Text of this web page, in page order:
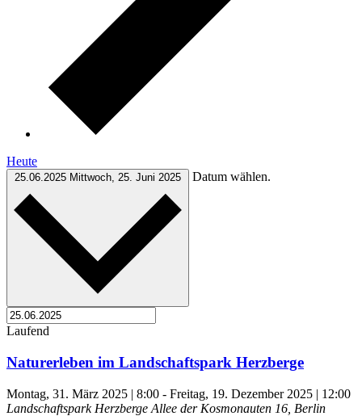
Heute
25.06.2025 Mittwoch, 25. Juni 2025 Datum wählen.
Laufend
Naturerleben im Landschaftspark Herzberge
Montag, 31. März 2025 | 8:00 - Freitag, 19. Dezember 2025 | 12:00
Landschaftspark Herzberge Allee der Kosmonauten 16, Berlin